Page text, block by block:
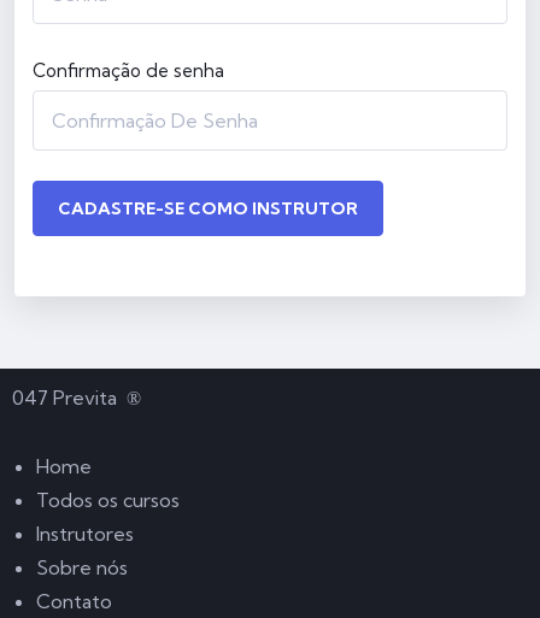
Confirmação de senha
CADASTRE-SE COMO INSTRUTOR
047 Previta ®️
Home
Todos os cursos
Instrutores
Sobre nós
Contato